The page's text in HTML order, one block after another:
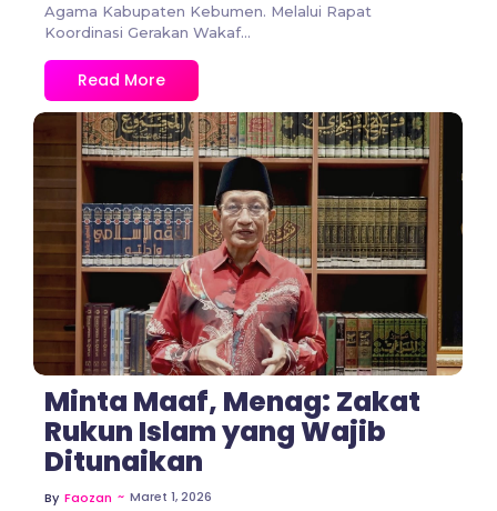
Agama Kabupaten Kebumen. Melalui Rapat
Koordinasi Gerakan Wakaf...
Read More
No Comments
Minta Maaf, Menag: Zakat
Rukun Islam yang Wajib
Ditunaikan
By Faozan ~ Maret 1, 2026